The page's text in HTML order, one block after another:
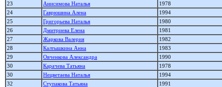
23
Анисимова Наталья
1978
24
Гаврюшина Алена
1994
25
Григорьева Наталья
1980
26
Дмитриева Елена
1981
27
Жаркова Валерия
1982
28
Калтышкина Анна
1983
29
Овченкова Александра
1990
30
Карачева Татьяна
1978
30
Нецветаева Наталья
1994
32
Ступакова Татьяна
1991